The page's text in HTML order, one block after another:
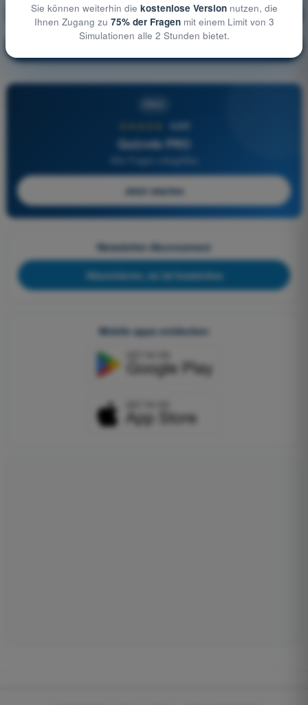
Flugleistung und Flugplanung Ausbildung!
4,6/5
Quizvds PRO
Alle Fragen inbegriffen
Jetzt starten
Newsletter-Abonnement
Abonnieren, es ist kostenlos
Mobile apps entdecken
Sie können weiterhin die kostenlose Versionnutzen, die
Ihnen Zugang zu 75% der Fragenmit einem Limit von 3
Simulationen alle 2 Stunden bietet.